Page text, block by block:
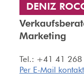
DENIZ
Marketing
Tel.: +41 41 268
Per E-Mail